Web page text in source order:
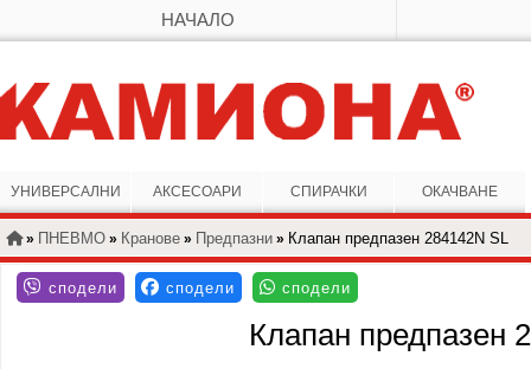
НАЧАЛО
УНИВЕРСАЛНИ АКСЕСОАРИ СПИРАЧКИ ОКАЧВАНЕ
» ПНЕВМО » Кранове » Предпазни » Клапан предпазен 284142N SL
Клапан предпазен